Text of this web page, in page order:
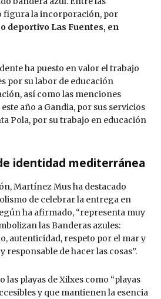
figura la incorporación, por
deportivo Las Fuentes, en
ha puesto en valor el trabajo
por su labor de educación
así como las menciones
año a Gandia, por sus servicios
Pola, por su trabajo en educación
identidad mediterránea
Martínez Mus ha destacado
de celebrar la entrega en
ha afirmado, “representa muy
las Banderas azules:
autenticidad, respeto por el mar y
de hacer las cosas”.
las playas de Xilxes como “playas
y que mantienen la esencia